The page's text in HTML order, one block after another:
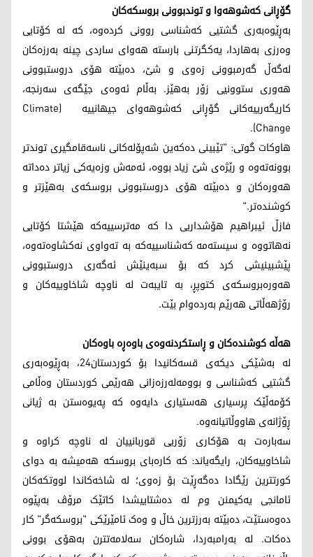
گۆڕانی کەشوهەوا و توندبوونی بروسکەکان
بەڕێوەبەری گشتیی کەشناسی روونی کردەوە، کە لە کۆتایی
وەرزی بەهاردا، یەکگرتنی بارستە هەوای ساردی چینە بەرزەکان
لەگەڵ گەرمبوونی زەوی و شێ، دەبێتە هۆی دروستبوونی
هەوری ستوونیی زۆر بەهێز. بەڵام ئەوەی جێگەی سەرنجە،
کاریگەرییەکانی گۆڕانی کەشوهەوای جیهانییە (Climate
Change).
هاوکات گوتی: "تێبینی دەکەین شەپۆلەکانی ناسەقامگیری توندتر
بوونەتەوە و رێژەی شێ زیاد بووە، ئەمەش وزەیەکی زیاتر دەداتە
هەورەکان و دەبێتە هۆی دروستبوونی بروسکەی بەهێزتر و
کوشندەتر."
فازڵ ئیبراهیم هۆشداریی دا کە مەترسییەکە هێشتا کۆتایی
نەهاتووە و سیستەمە کەشناسییەکە بە تەواوی نەکشاوەتەوە،
پێشبینیشی کرد کە بۆ سبەینێش ئەگەری دروستبوونی
هەورەبروسکەی کتوپڕ، بە تایبەت لە ناوچە شاخاوییەکان و
رۆژهەڵاتی هەرێم بەردەوام بێت.
هەڵە کوشندەکان و ڕاستکردنەوەی باوەڕە باوەکان
لە بەشێکی دیکەی قسەکانیدا بۆ کوردستان24، بەڕێوەبەری
گشتیی کەشناسی و بوومەلەرزەزانی هەرێمی کوردستان وەڵامی
کۆمەڵێک پرسیاری هەستیاری دایەوە کە پەیوەستن بە ژیانی
ڕۆژانەی هاووڵاتیانەوە.
سەبارەت بە هۆکاری زۆریی قوربانییان لە ناوچە کراوە و
شاخاوییەکان، رایگەیاند: کە کارەبای بروسکە هەمیشە بە دوای
کورتترین رێگادا دەگەڕێت بۆ زەوی؛ لە شاخەکاندا لووتکەکان
ئامانجی یەکيمنن وم لە دەشتاییشدا کاتێک مرۆڤ بەپێوە
دەوەستێت، دەبێتە بەرزترین خاڵ و وەک ئامێرێکی "بروسکەگر" کار
دەکات. لە بەرامبەردا، شارەکان سەلامەتترن بەهۆی بوونی